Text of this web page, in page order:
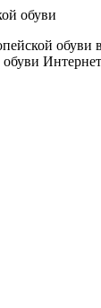
обуви
обуви
обуви